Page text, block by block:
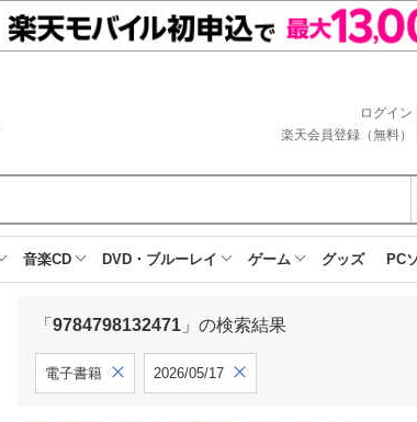
ログイン
楽天会員登録（無料）
音楽CD DVD・ブルーレイ ゲーム グッズ PC
「 9784798132471 」の検索結果
電子書籍 2026/05/17